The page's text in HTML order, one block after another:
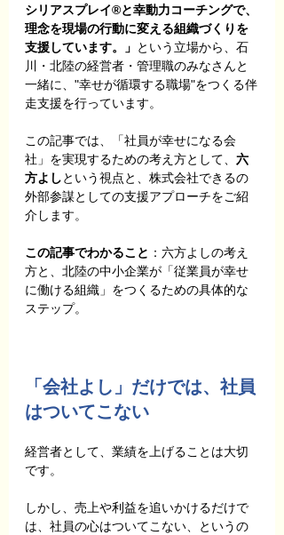
シリアスプレイ®と幸動力コーチングで、
理念を現場の行動に変える組織づくりを
支援しています。」 という立場から、石
川・北陸の経営者・管理職のみなさんと
一緒に、"幸せが循環する職場"をつくる伴
走支援を行っています。
この記事では、「社員が幸せになる会
社」を実現するための考え方として、 六
方よしという視点と、株式会社できるの
外部参謀としての支援アプローチをご紹
介します。
この記事でわかること ：六方よしの考え
方と、北陸の中小企業が「従業員が幸せ
に働ける組織」をつくるための具体的な
ステップ。
「会社よし」だけでは、社員
はついてこない
経営者として、業績を上げることは大切
です。
しかし、売上や利益を追いかけるだけで
は、社員の心はついてこない、というの